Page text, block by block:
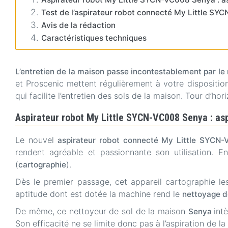
Test de l’aspirateur robot connecté My Little
Avis de la rédaction
Caractéristiques techniques
L’entretien de la maison passe incontestablement par
et Proscenic mettent régulièrement à votre
qui facilite l’entretien des sols de la maison. Tour
Aspirateur robot My Little SYCN-VC008 Senya :
Le nouvelaspirateur robot connecté My Little SYCN-
rendent agréable et passionnante son utilisation.
(cartographie).
Dès le premier passage, cet appareil cartographie
aptitude dont est dotée la machine rend le nettoyage
De même, ce nettoyeur de sol de la maison Senya
Son efficacité ne se limite donc pas à l’aspiration de